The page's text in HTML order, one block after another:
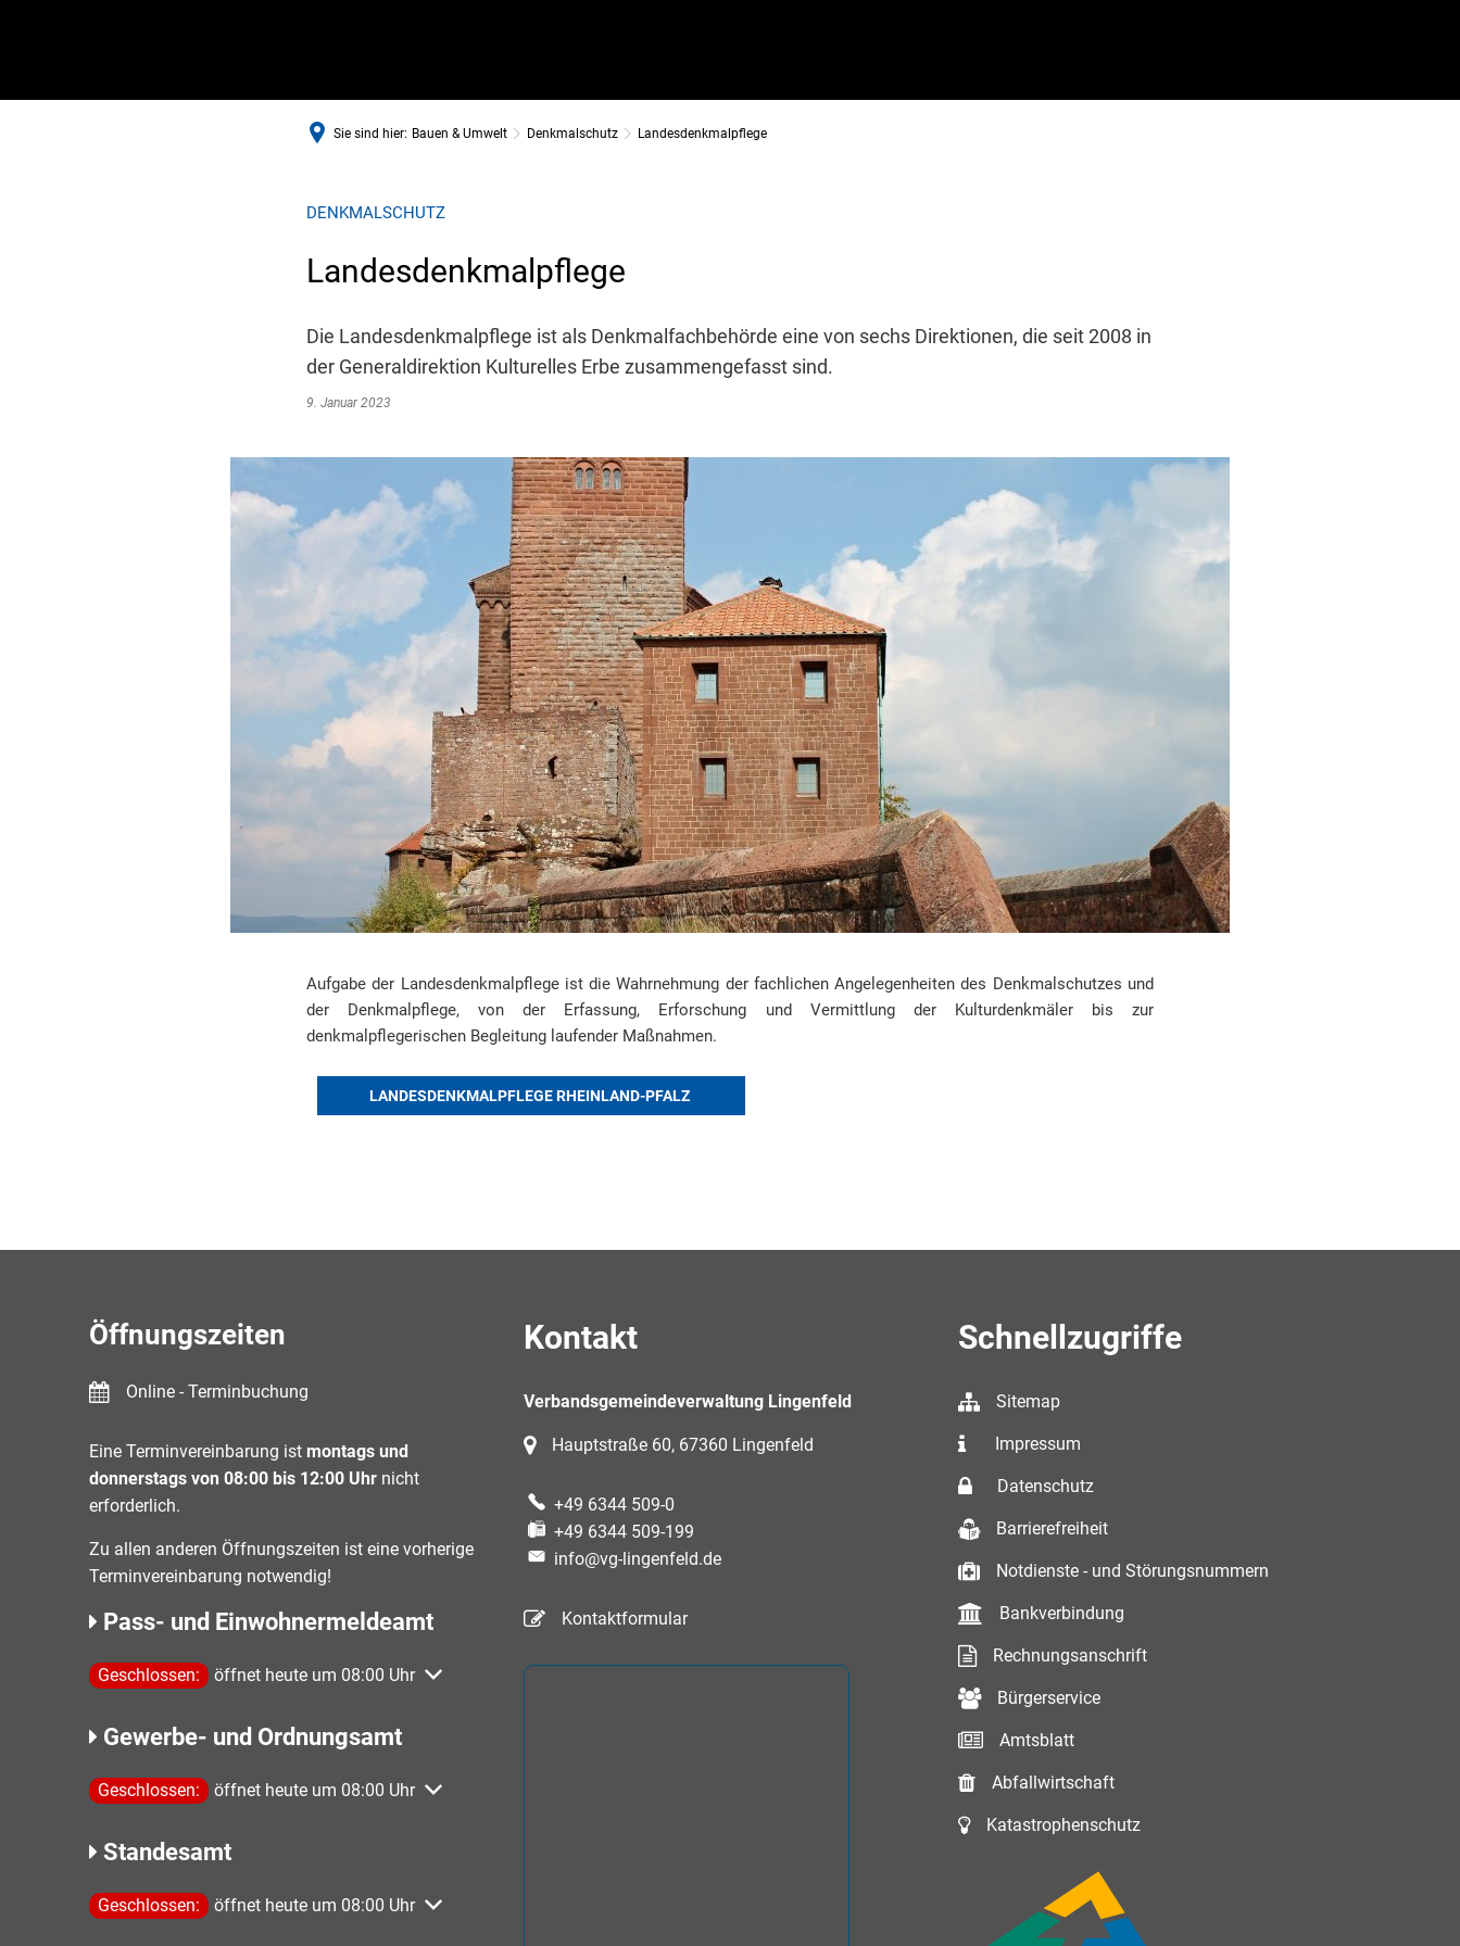
Sie sind hier: Bauen & Umwelt Denkmalschutz Landesdenkmalpflege
DENKMALSCHUTZ
Landesdenkmalpflege
Die Landesdenkmalpflege ist als Denkmalfachbehörde eine von sechs Direktionen, die seit 2008 in
der Generaldirektion Kulturelles Erbe zusammengefasst sind.
9. Januar 2023
Aufgabe der Landesdenkmalpflege ist die Wahrnehmung der fachlichen Angelegenheiten des Denkmalschutzes und
der Denkmalpflege, von der Erfassung, Erforschung und Vermittlung der Kulturdenkmäler bis zur
denkmalpflegerischen Begleitung laufender Maßnahmen.
LANDESDENKMALPFLEGE RHEINLAND-PFALZ
Öffnungszeiten
Online - Terminbuchung
Eine Terminvereinbarung ist montags und
donnerstags von 08:00 bis 12:00 Uhr nicht
erforderlich.
Zu allen anderen Öffnungszeiten ist eine vorherige
Terminvereinbarung notwendig!
Pass- und Einwohnermeldeamt
Klicken, um weitere Öffnungs- oder Schließzeiten auszublenden
Geschlossen: öffnet heute um 08:00 Uhr
Gewerbe- und Ordnungsamt
Klicken, um weitere Öffnungs- oder Schließzeiten auszublenden
Geschlossen: öffnet heute um 08:00 Uhr
Standesamt
Klicken, um weitere Öffnungs- oder Schließzeiten auszublenden
Geschlossen: öffnet heute um 08:00 Uhr
Kontakt
Verbandsgemeindeverwaltung Lingenfeld
Hauptstraße 60, 67360 Lingenfeld
+49 6344 509-0
+49 6344 509-199
info@vg-lingenfeld.de
Kontaktformular
Schnellzugriffe
Sitemap
Impressum
Datenschutz
Barrierefreiheit
Notdienste - und Störungsnummern
Bankverbindung
Rechnungsanschrift
Bürgerservice
Amtsblatt
Abfallwirtschaft
Katastrophenschutz